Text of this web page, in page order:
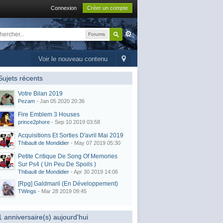
Connexion Créer un compte
Forums
Voir le nouveau contenu
récents
Votre Bilan 2019
Pezam - Jan 05 2020 20:36
Fire Emblem 3 Houses
prince2phore - Sep 10 2019 03:58
Acquisitions Et Sorties D'avril Mai 2019
Thibault de Mondidier - May 07 2019 05:30
Petite Critique De Song Of Memories
Sur Ps4 ( Un Peu De Spoils )
Thibault de Mondidier - Apr 30 2019 14:06
[Rpg] Galdmaril (En Développement)
TWings - Mar 28 2019 09:45
anniversaire(s) aujourd'hui